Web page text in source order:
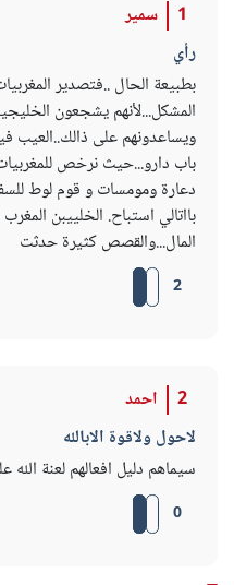
1
سمير
رأي
بطبيعة الحال ..فتصدير
المشكل...لأنهم يشجعون
ويساعدونهم على ذالك..العيب
باب دارو...حيث نرخص
دعارة ومومسات و قوم لوط
بااتالي استباح. الخلييبن
المال...والقصص كثيرة حدثت
2
2
احمد
لاحول ولاقوة الابالله
سيماهم دليل افعالهم لعنة الله
0